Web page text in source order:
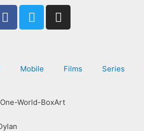
F
a
k
-
f
T
w
e
I
n
g
a
m
Mobile Films Series